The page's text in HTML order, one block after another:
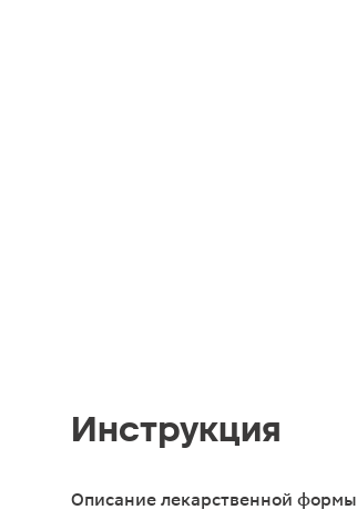
Инструкция
Описание лекарственной формы